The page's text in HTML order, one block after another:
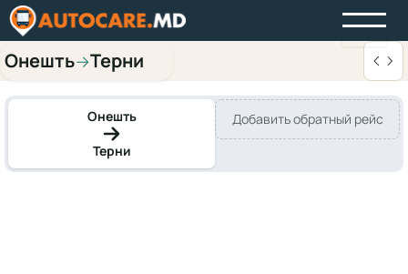
Онешть→Терни
Онешть
Терни
Добавить обратный рейс